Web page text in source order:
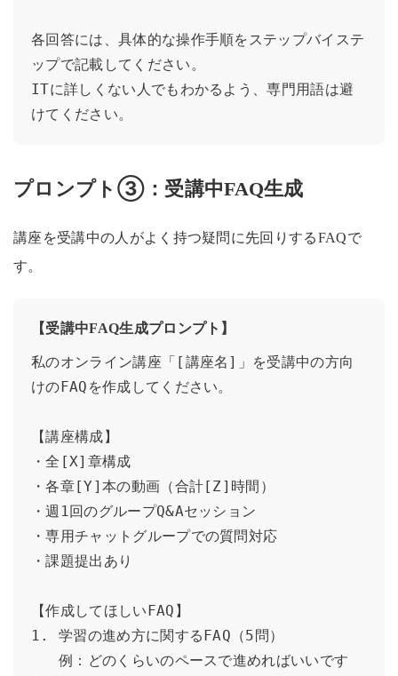
各回答には、具体的な操作手順をステップバイステ
ップで記載してください。
ITに詳しくない人でもわかるよう、専門用語は避
けてください。
プロンプト③：受講中FAQ生成
講座を受講中の人がよく持つ疑問に先回りするFAQで
す。
【受講中FAQ生成プロンプト】
私のオンライン講座「[講座名]」を受講中の方向
けのFAQを作成してください。
【講座構成】
・全[X]章構成
・各章[Y]本の動画（合計[Z]時間）
・週1回のグループQ&Aセッション
・専用チャットグループでの質問対応
・課題提出あり
【作成してほしいFAQ】
1. 学習の進め方に関するFAQ（5問）